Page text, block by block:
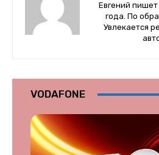
Евгений пишет
года. По
Увлекается
VODAFONE